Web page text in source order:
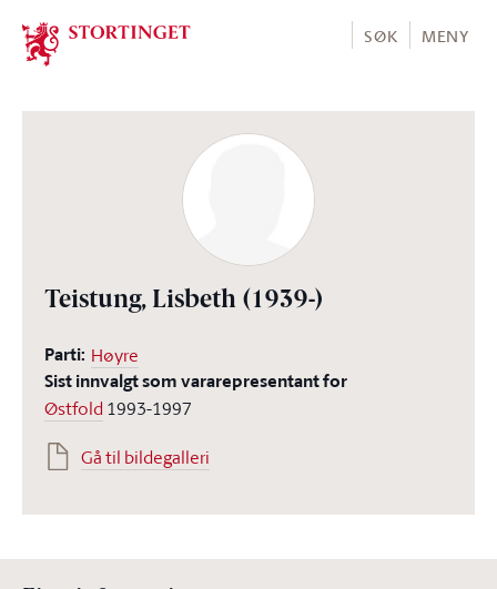
Stortinget.no
SØK MENY
Teistung, Lisbeth (1939-)
Parti: Høyre
Sist innvalgt som vararepresentant for
Østfold 1993-1997
Gå til bildegalleri